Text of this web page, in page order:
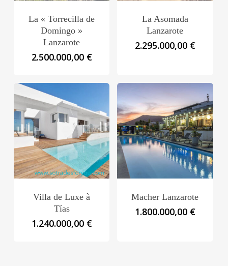
La « Torrecilla de
Domingo »
Lanzarote
2.500.000,00 €
La Asomada
Lanzarote
2.295.000,00 €
Villa de Luxe à
Tías
1.240.000,00 €
Macher Lanzarote
1.800.000,00 €